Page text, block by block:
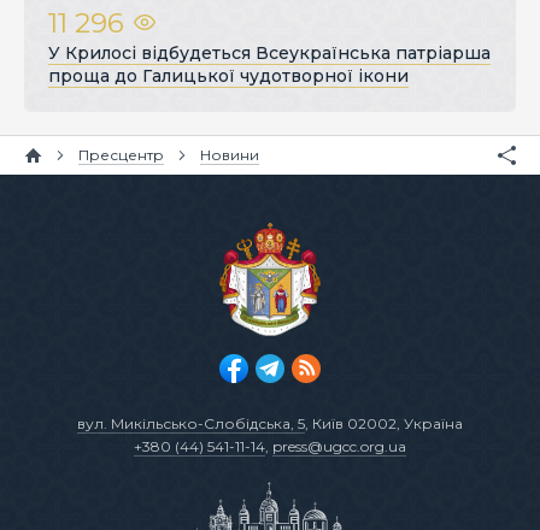
11 296
У Крилосі відбудеться Всеукраїнська патріарша
проща до Галицької чудотворної ікони
Пресцентр Новини
вул. Микільсько-Слобідська, 5, Київ 02002, Україна
+380 (44) 541-11-14, press@ugcc.org.ua